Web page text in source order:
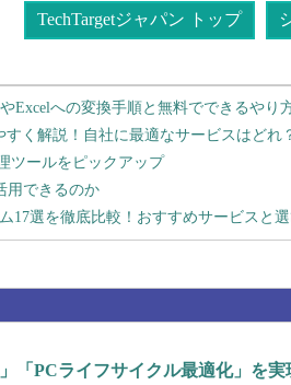
TechTargetジャパン トップ
Excelへの変換手順と無料でできるやり
すく解説！自社に最適なサービスはどれ
ツールをピックアップ
用できるのか
17選を徹底比較！おすすめサービスと
「PCライフサイクル最適化」を実